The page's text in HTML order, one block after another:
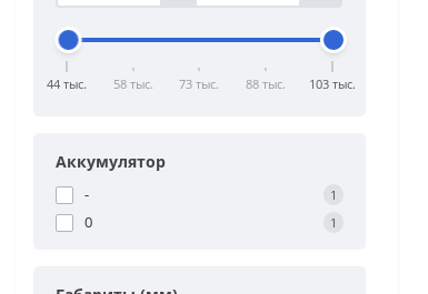
44 тыс. 58 тыс. 73 тыс. 88 тыс. 103 тыс.
Аккумулятор
- 1
0 1